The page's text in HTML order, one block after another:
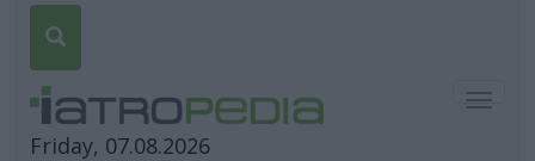
Friday, 07.08.2026